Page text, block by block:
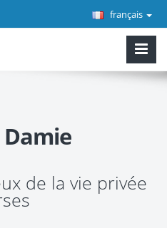
français
de la vie privée